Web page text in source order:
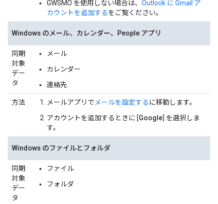
GWSMO を使用しない場合は、 Outlook に Gmail ア
カウントを追加するをご覧ください。
Windows のメール、カレンダー、People アプリ
同期
対象
デー
タ
メール
カレンダー
連絡先
方法 メールアプリで メールを設定する に移動します。
アカウントを追加するときに [Google] を選択しま
す。
Windows のファイルとフォルダ
同期
対象
デー
タ
ファイル
フォルダ